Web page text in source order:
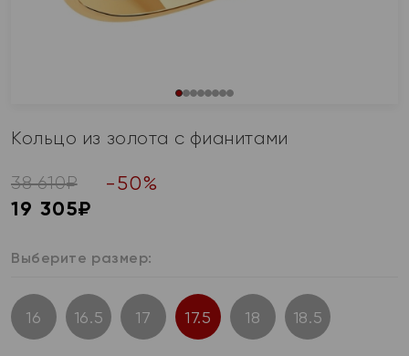
Кольцо из золота с фианитами
38 610₽ -50%
19 305₽
Выберите размер:
16 16.5 17 17.5 18 18.5